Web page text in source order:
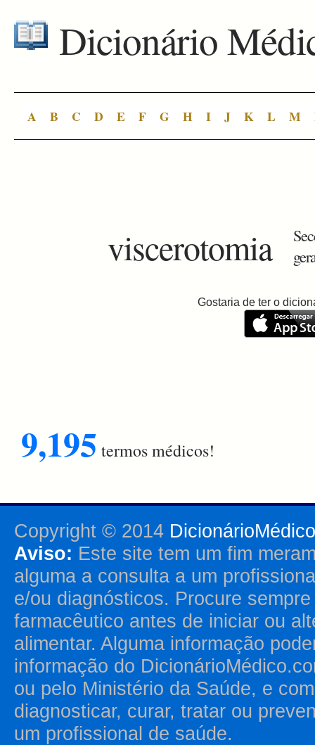
Dicionário
A B C D E F G H I J K L M
viscerotomia
Gostaria de ter o
9,195 termos médicos!
Copyright © 2014
Aviso: Este site tem um fim
alguma a consulta a um
e/ou diagnósticos. Procure
farmacêutico antes de iniciar ou
alimentar. Alguma informação
informação do
ou pelo Ministério da Saúde, e
diagnosticar, curar, tratar ou
um profissional de saúde.